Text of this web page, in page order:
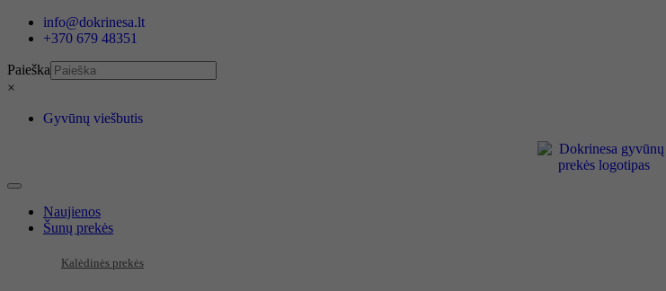
info@dokrinesa.lt
+370 679 48351
Paieška
×
Gyvūnų viešbutis
Naujienos
Šunų prekės
Kalėdinės prekės